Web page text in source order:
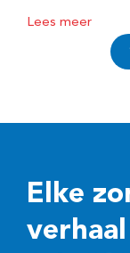
Lees meer
Elke